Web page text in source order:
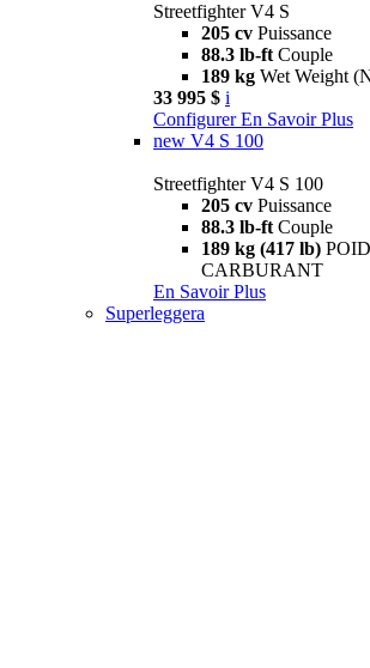
Streetfighter V4 S
205 cv Puissance
88.3 lb-ft Couple
189 kg Wet Weight
33 995 $ i
Configurer En Savoir Plus
new V4 S 100
Streetfighter V4 S 100
205 cv Puissance
88.3 lb-ft Couple
189 kg (417 lb)
CARBURANT
En Savoir Plus
Superleggera